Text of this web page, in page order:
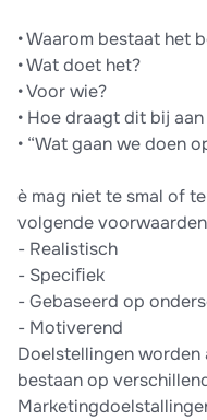
• Waarom bestaat het
• Wat doet het?
• Voor wie?
• Hoe draagt dit bij
• “Wat gaan we doen
è mag niet te smal of
volgende
- Realistisch
- Speciﬁek
- Gebaseerd op
- Motiverend
Doelstellingen worden
bestaan op